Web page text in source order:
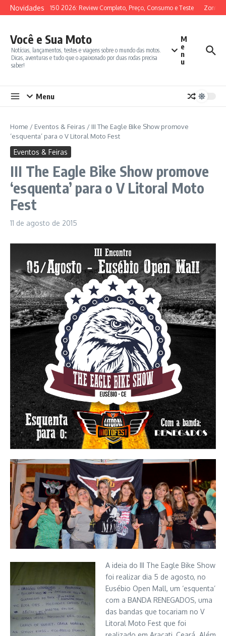
Ir para o conteúdo
Novidades
SYM ADX 150 2026: Review Completo, Preço, Consumo e Teste Zontes
Você e Sua Moto
Notícias, lançamentos, testes e viagens sobre o mundo das motos.
Dicas, aventuras e tudo que o apaixonado por duas rodas precisa
saber!
M
e
n
u
Menu
Home / Eventos & Feiras / III The Eagle Bike Show promove
‘esquenta’ para o V Litoral Moto Fest
Eventos & Feiras
III The Eagle Bike Show promove
‘esquenta’ para o V Litoral Moto
Fest
11 de agosto de 2015
A ideia do III The Eagle Bike Show
foi realizar dia 5 de agosto, no
Eusébio Open Mall, um ‘esquenta’
com a BANDA RENEGADOS, uma
das bandas que tocariam no V
Litoral Moto Fest que foi